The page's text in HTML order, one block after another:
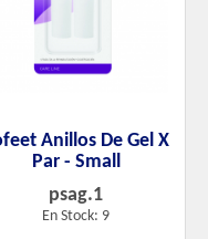
Anillos De Gel X
Par - Small
psag.1
En Stock: 9